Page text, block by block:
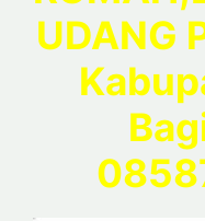
UDANG